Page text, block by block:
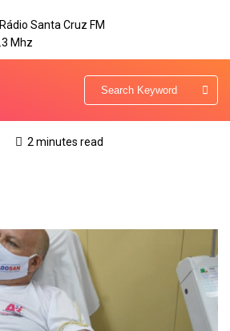
2 minutes read